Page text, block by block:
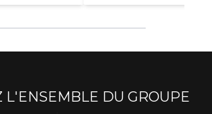
L'ENSEMBLE DU GROUPE